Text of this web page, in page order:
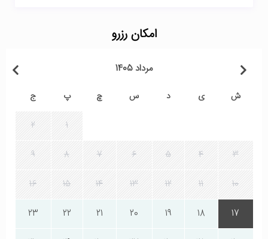
امکان رزرو
مرداد 1405
ش ی د س چ پ ج
1
2
3
4
5
6
7
8
9
10
11
12
13
14
15
16
17
18
19
20
21
22
23